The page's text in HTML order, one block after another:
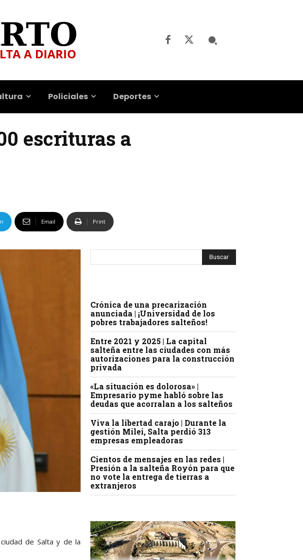
Policiales Deportes
escrituras a
Email Print
de Salta y de la
Crónica de una precarización
anunciada | ¡Universidad de los
pobres trabajadores salteños!
Entre 2021 y 2025 | La capital
salteña entre las ciudades con más
autorizaciones para la construcción
privada
«La situación es dolorosa» |
Empresario pyme habló sobre las
deudas que acorralan a los salteños
Viva la libertad carajo | Durante la
gestión Milei, Salta perdió 313
empresas empleadoras
Cientos de mensajes en las redes |
Presión a la salteña Royón para que
no vote la entrega de tierras a
extranjeros